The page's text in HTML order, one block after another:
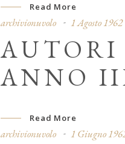
Read More
archivionuvolo 1 Agosto 1962
AUTORI
ANNO
Read More
archivionuvolo 1 Giugno